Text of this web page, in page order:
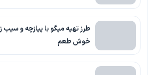
طرز تهیه میگو با پیازچه و سیب
خوش طعم